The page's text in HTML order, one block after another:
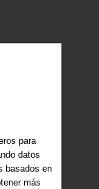
para
datos
basados en
más